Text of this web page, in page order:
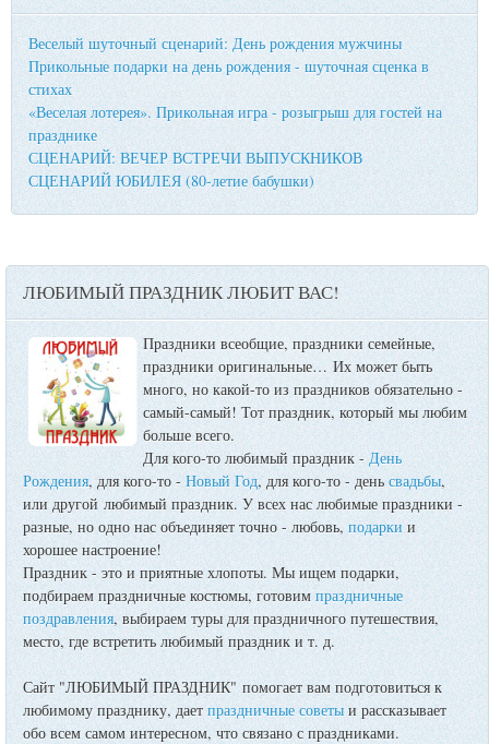
Веселый шуточный сценарий: День рождения мужчины
Прикольные подарки на день рождения - шуточная сценка в
стихах
«Веселая лотерея». Прикольная игра - розыгрыш для гостей на
празднике
СЦЕНАРИЙ: ВЕЧЕР ВСТРЕЧИ ВЫПУСКНИКОВ
СЦЕНАРИЙ ЮБИЛЕЯ (80-летие бабушки)
ЛЮБИМЫЙ ПРАЗДНИК ЛЮБИТ ВАС!
Праздники всеобщие, праздники семейные,
праздники оригинальные… Их может быть
много, но какой-то из праздников обязательно -
самый-самый! Тот праздник, который мы любим
больше всего.
Для кого-то любимый праздник - День
Рождения, для кого-то -Новый Год, для кого-то - деньсвадьбы,
или другой любимый праздник. У всех нас любимые праздники -
разные, но одно нас объединяет точно - любовь,подаркии
хорошее настроение!
Праздник - это и приятные хлопоты. Мы ищем подарки,
подбираем праздничные костюмы, готовимпраздничные
поздравления, выбираем туры для праздничного путешествия,
место, где встретить любимый праздник и т. д.
Сайт "ЛЮБИМЫЙ ПРАЗДНИК" помогает вам подготовиться к
любимому празднику, даетпраздничные советы и рассказывает
обо всем самом интересном, что связано с праздниками.